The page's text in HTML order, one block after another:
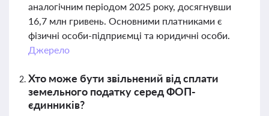
аналогічним періодом 2025 року, досягнувши
16,7 млн гривень. Основними платниками є
фізичні особи-підприємці та юридичні особи.
Джерело
Хто може бути звільнений від сплати
земельного податку серед ФОП-
єдинників?